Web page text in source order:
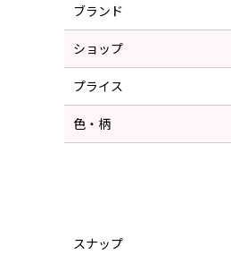
ブランド
ショップ
プライス
色・柄
スナップ